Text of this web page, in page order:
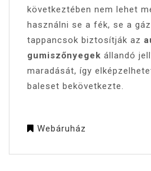
következtében nem lehet
használni se a fék, se a
tappancsok biztosítják az
gumiszőnyegek állandó
maradását, így
baleset bekövetkezte.
Webáruház